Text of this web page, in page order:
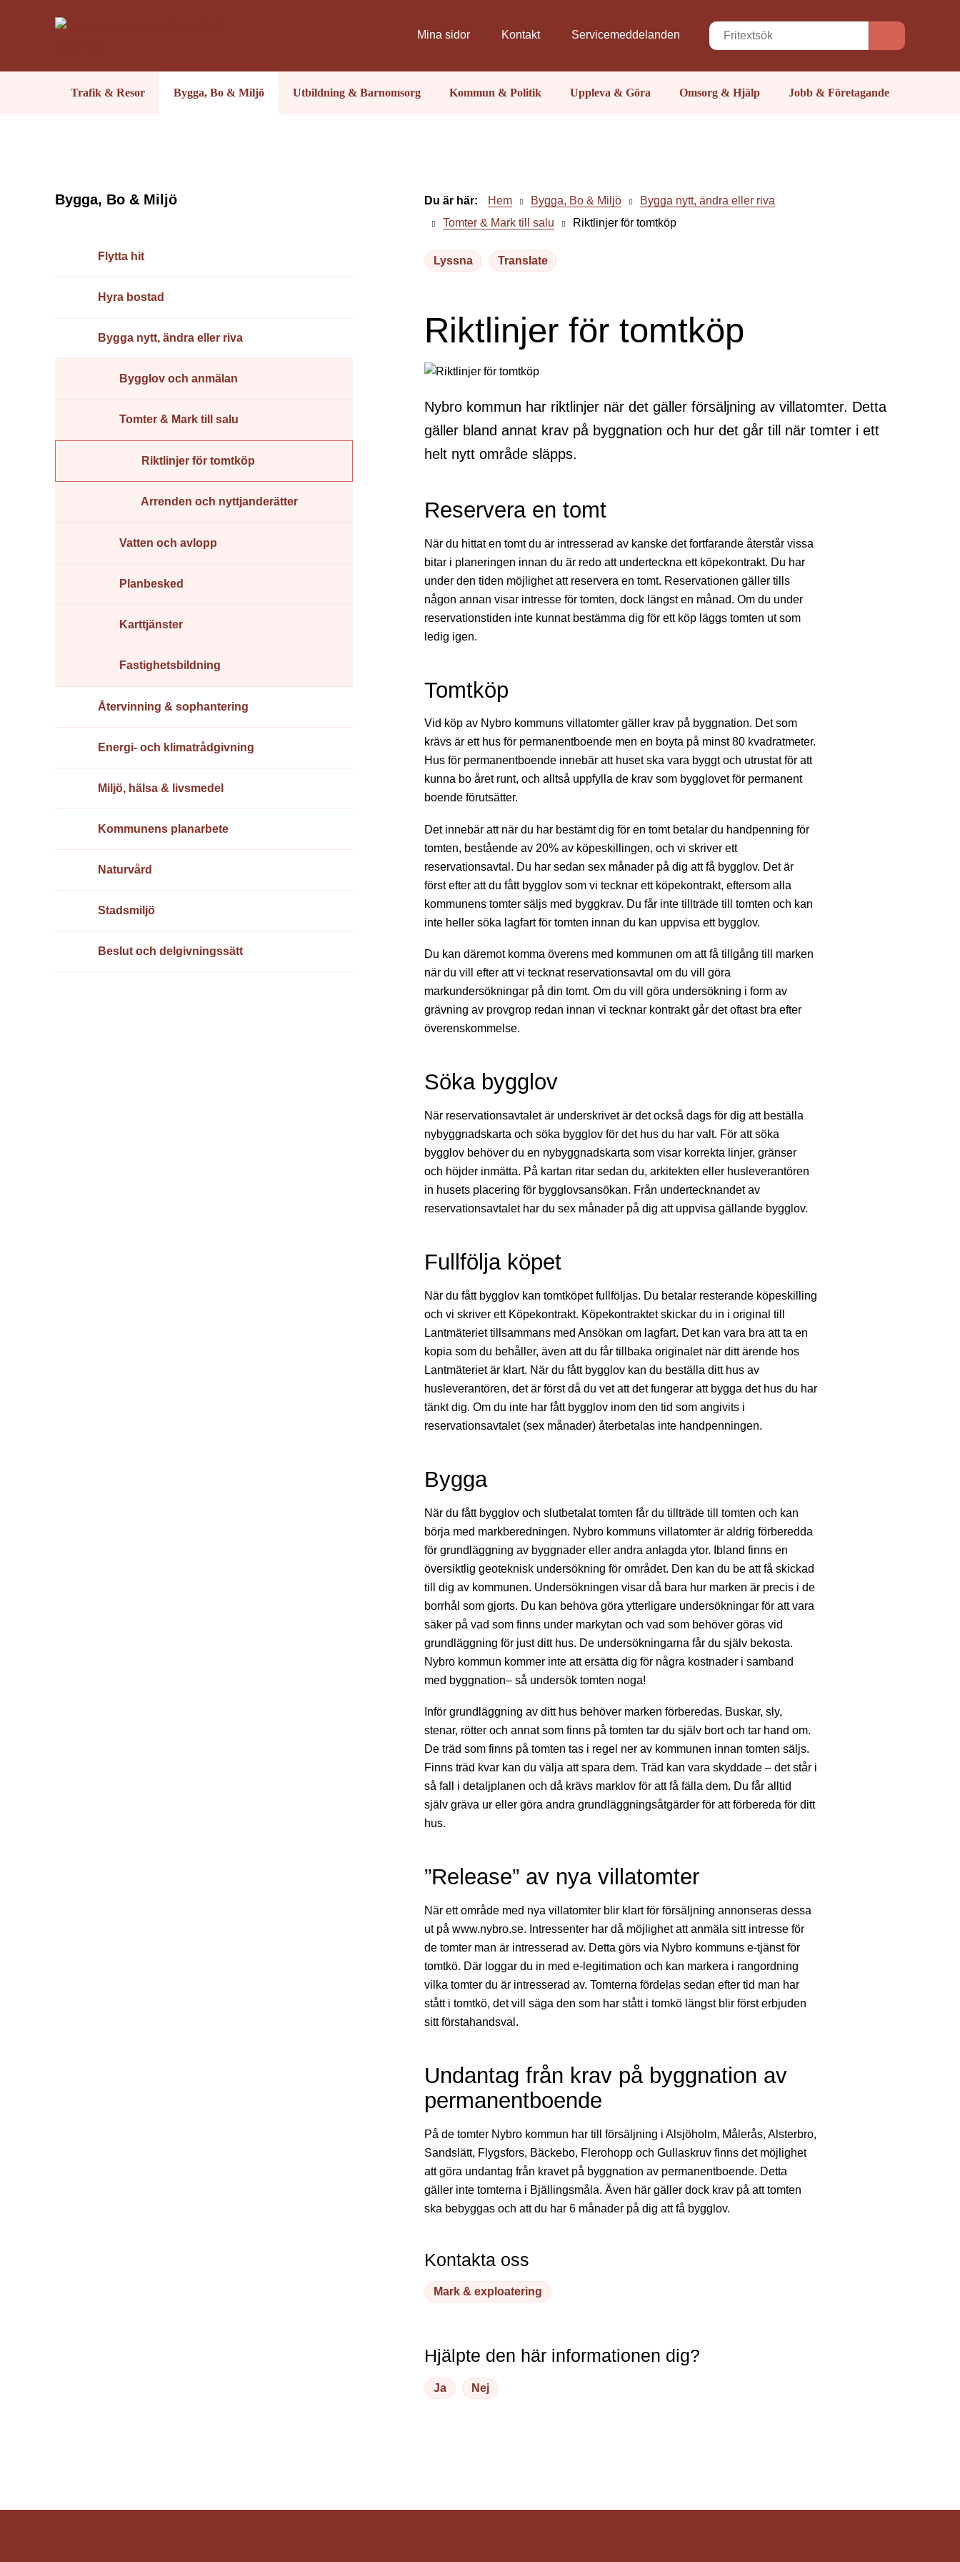
Mina sidor Kontakt Servicemeddelanden
Trafik & Resor Bygga, Bo & Miljö Utbildning & Barnomsorg Kommun & Politik Uppleva & Göra Omsorg & Hjälp Jobb & Företagande
Bygga, Bo & Miljö
Flytta hit
Hyra bostad
Bygga nytt, ändra eller riva
Bygglov och anmälan
Tomter & Mark till salu
Riktlinjer för tomtköp
Arrenden och nyttjanderätter
Vatten och avlopp
Planbesked
Karttjänster
Fastighetsbildning
Återvinning & sophantering
Energi- och klimatrådgivning
Miljö, hälsa & livsmedel
Kommunens planarbete
Naturvård
Stadsmiljö
Beslut och delgivningssätt
Du är här: Hem Bygga, Bo & Miljö
Bygga nytt, ändra eller riva
Tomter & Mark till salu
Riktlinjer för tomtköp
Lyssna Translate
Riktlinjer för tomtköp
Nybro kommun har riktlinjer när det gäller försäljning av villatomter. Detta
gäller bland annat krav på byggnation och hur det går till när tomter i ett
helt nytt område släpps.
Reservera en tomt
När du hittat en tomt du är intresserad av kanske det fortfarande återstår vissa
bitar i planeringen innan du är redo att underteckna ett köpekontrakt. Du har
under den tiden möjlighet att reservera en tomt. Reservationen gäller tills
någon annan visar intresse för tomten, dock längst en månad. Om du under
reservationstiden inte kunnat bestämma dig för ett köp läggs tomten ut som
ledig igen.
Tomtköp
Vid köp av Nybro kommuns villatomter gäller krav på byggnation. Det som
krävs är ett hus för permanentboende men en boyta på minst 80 kvadratmeter.
Hus för permanentboende innebär att huset ska vara byggt och utrustat för att
kunna bo året runt, och alltså uppfylla de krav som bygglovet för permanent
boende förutsätter.
Det innebär att när du har bestämt dig för en tomt betalar du handpenning för
tomten, bestående av 20% av köpeskillingen, och vi skriver ett
reservationsavtal. Du har sedan sex månader på dig att få bygglov. Det är
först efter att du fått bygglov som vi tecknar ett köpekontrakt, eftersom alla
kommunens tomter säljs med byggkrav. Du får inte tillträde till tomten och kan
inte heller söka lagfart för tomten innan du kan uppvisa ett bygglov.
Du kan däremot komma överens med kommunen om att få tillgång till marken
när du vill efter att vi tecknat reservationsavtal om du vill göra
markundersökningar på din tomt. Om du vill göra undersökning i form av
grävning av provgrop redan innan vi tecknar kontrakt går det oftast bra efter
överenskommelse.
Söka bygglov
När reservationsavtalet är underskrivet är det också dags för dig att beställa
nybyggnadskarta och söka bygglov för det hus du har valt. För att söka
bygglov behöver du en nybyggnadskarta som visar korrekta linjer, gränser
och höjder inmätta. På kartan ritar sedan du, arkitekten eller husleverantören
in husets placering för bygglovsansökan. Från undertecknandet av
reservationsavtalet har du sex månader på dig att uppvisa gällande bygglov.
Fullfölja köpet
När du fått bygglov kan tomtköpet fullföljas. Du betalar resterande köpeskilling
och vi skriver ett Köpekontrakt. Köpekontraktet skickar du in i original till
Lantmäteriet tillsammans med Ansökan om lagfart. Det kan vara bra att ta en
kopia som du behåller, även att du får tillbaka originalet när ditt ärende hos
Lantmäteriet är klart. När du fått bygglov kan du beställa ditt hus av
husleverantören, det är först då du vet att det fungerar att bygga det hus du har
tänkt dig. Om du inte har fått bygglov inom den tid som angivits i
reservationsavtalet (sex månader) återbetalas inte handpenningen.
Bygga
När du fått bygglov och slutbetalat tomten får du tillträde till tomten och kan
börja med markberedningen. Nybro kommuns villatomter är aldrig förberedda
för grundläggning av byggnader eller andra anlagda ytor. Ibland finns en
översiktlig geoteknisk undersökning för området. Den kan du be att få skickad
till dig av kommunen. Undersökningen visar då bara hur marken är precis i de
borrhål som gjorts. Du kan behöva göra ytterligare undersökningar för att vara
säker på vad som finns under markytan och vad som behöver göras vid
grundläggning för just ditt hus. De undersökningarna får du själv bekosta.
Nybro kommun kommer inte att ersätta dig för några kostnader i samband
med byggnation– så undersök tomten noga!
Inför grundläggning av ditt hus behöver marken förberedas. Buskar, sly,
stenar, rötter och annat som finns på tomten tar du själv bort och tar hand om.
De träd som finns på tomten tas i regel ner av kommunen innan tomten säljs.
Finns träd kvar kan du välja att spara dem. Träd kan vara skyddade – det står i
så fall i detaljplanen och då krävs marklov för att få fälla dem. Du får alltid
själv gräva ur eller göra andra grundläggningsåtgärder för att förbereda för ditt
hus.
”Release” av nya villatomter
När ett område med nya villatomter blir klart för försäljning annonseras dessa
ut på www.nybro.se. Intressenter har då möjlighet att anmäla sitt intresse för
de tomter man är intresserad av. Detta görs via Nybro kommuns e-tjänst för
tomtkö. Där loggar du in med e-legitimation och kan markera i rangordning
vilka tomter du är intresserad av. Tomterna fördelas sedan efter tid man har
stått i tomtkö, det vill säga den som har stått i tomkö längst blir först erbjuden
sitt förstahandsval.
Undantag från krav på byggnation av
permanentboende
På de tomter Nybro kommun har till försäljning i Alsjöholm, Målerås, Alsterbro,
Sandslätt, Flygsfors, Bäckebo, Flerohopp och Gullaskruv finns det möjlighet
att göra undantag från kravet på byggnation av permanentboende. Detta
gäller inte tomterna i Bjällingsmåla. Även här gäller dock krav på att tomten
ska bebyggas och att du har 6 månader på dig att få bygglov.
Kontakta oss
Mark & exploatering
Hjälpte den här informationen dig?
Ja Nej